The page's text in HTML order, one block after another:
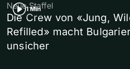
1 Min
Neue Staffel
Die Crew von «Jung,
Refilled» macht
unsicher